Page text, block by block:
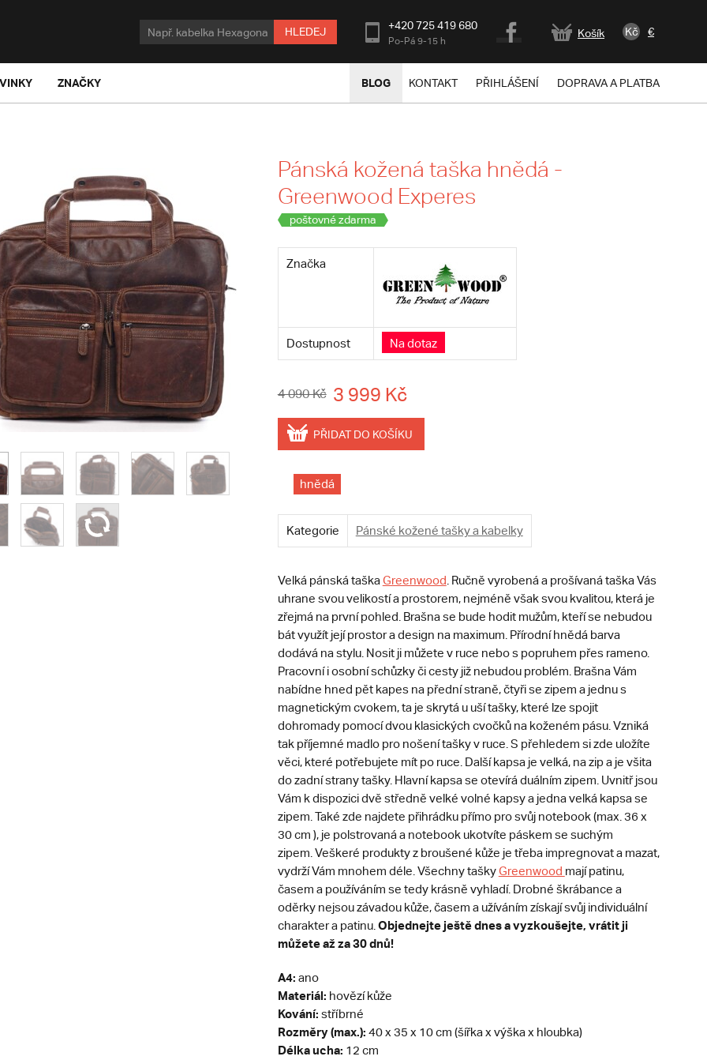
HLEDEJ +420 725 419 680
Po-Pá 9-15 h
Košík Kč €
ZNAČKY BLOG KONTAKT PŘIHLÁŠENÍ DOPRAVA A PLATBA
Pánská kožená taška hnědá -
Greenwood Experes
poštovné zdarma
Značka
Dostupnost Na dotaz
4 090 Kč 3 999 Kč
PŘIDAT DO KOŠÍKU
hnědá
Kategorie Pánské kožené tašky a kabelky
Velká pánská taška Greenwood . Ručně vyrobená a prošívaná taška Vás
uhrane svou velikostí a prostorem, nejméně však svou kvalitou, která je
zřejmá na první pohled. Brašna se bude hodit mužům, kteří se nebudou
bát využít její prostor a design na maximum. Přírodní hnědá barva
dodává na stylu. Nosit ji můžete v ruce nebo s popruhem přes rameno.
Pracovní i osobní schůzky či cesty již nebudou problém. Brašna Vám
nabídne hned pět kapes na přední straně, čtyři se zipem a jednu s
magnetickým cvokem, ta je skrytá u uší tašky, které lze spojit
dohromady pomocí dvou klasických cvočků na koženém pásu. Vzniká
tak příjemné madlo pro nošení tašky v ruce. S přehledem si zde uložíte
věci, které potřebujete mít po ruce. Další kapsa je velká, na zip a je všita
do zadní strany tašky. Hlavní kapsa se otevírá duálním zipem. Uvnitř jsou
Vám k dispozici dvě středně velké volné kapsy a jedna velká kapsa se
zipem. Také zde najdete přihrádku přímo pro svůj notebook (max. 36 x
30 cm ), je polstrovaná a notebook ukotvíte páskem se suchým
zipem. Veškeré produkty z broušené kůže je třeba impregnovat a mazat,
vydrží Vám mnohem déle. Všechny taškyGreenwood mají patinu,
časem a používáním se tedy krásně vyhladí. Drobné škrábance a
oděrky nejsou závadou kůže, časem a užíváním získají svůj individuální
charakter a patinu​. Objednejte ještě dnes a vyzkoušejte, vrátit ji
můžete až za 30 dnů!
A4: ano
Materiál: hovězí kůže
Kování: stříbrné
Rozměry (max.): 40 x 35 x 10 cm (šířka x výška x hloubka)
Délka ucha: 12 cm